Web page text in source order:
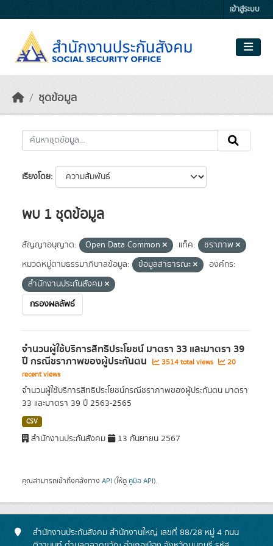
เข้าสู่ระบบ
ชุดข้อมูล
เรียงโดย
พบ 1 ชุดข้อมูล
สัญญาอนุญาต: Open Data Common แท็ค:
ชราภาพ
หมวดหมู่ตามธรรมาภิบาลข้อมูล:
ข้อมูลสาธารณะ
องค์กร:
สำนักงานประกันสังคม
กรองผลลัพธ์
จำนวนผู้ใช้บริการสิทธิประโยชน์ มาตรา 33 และมาตรา 39
ปี กรณีชราภาพของผู้ประกันตน 3514 total views
20
recent views
จำนวนผู้ใช้บริการสิทธิประโยชน์กรณีชราภาพของผู้ประกันตน มาตรา
33 และมาตรา 39 ปี 2563-2565
CSV
สำนักงานประกันสังคม 13 กันยายน 2567
คุณสามารถเข้าถึงคลังทาง API (ให้ดู คู่มือ API).
สำนักงานประกันสังคม สำนักงานใหญ่ เลขที่ 88/28 หมู่ 4 ถนน